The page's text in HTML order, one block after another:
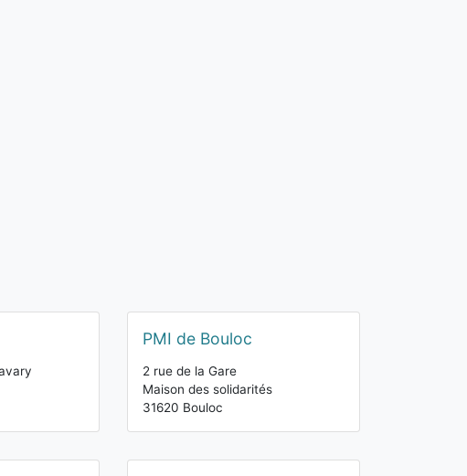
PMI de Bouloc
2 rue de la Gare
Maison des solidarités
31620 Bouloc